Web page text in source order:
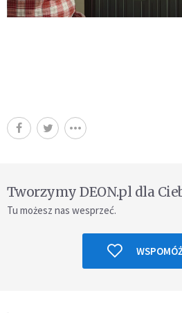
Tworzymy DEON.pl dla
Tu możesz nas wesprzeć.